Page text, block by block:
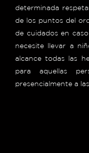
determinada
de los puntos del
de cuidados en
necesite llevar a
alcance todas las
para aquellas
presencialmente a